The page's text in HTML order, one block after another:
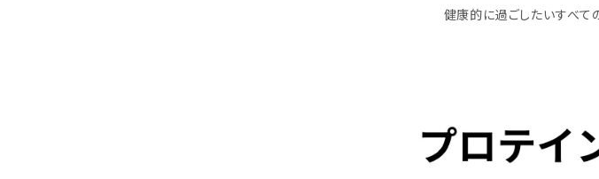
健康的に過ごしたいすべて